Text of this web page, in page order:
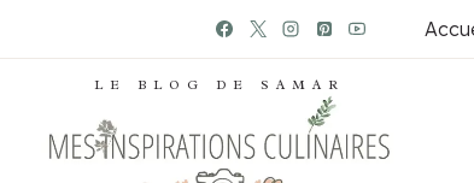
LE BLOG DE SAMAR